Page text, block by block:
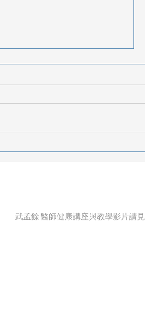
武孟餘 醫師健康講座與教學影片請見